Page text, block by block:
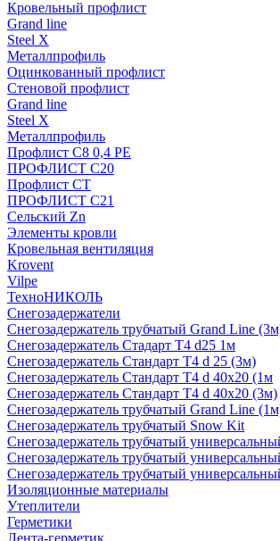
Кровельный профлист
Grand line
Steel X
Металлпрофиль
Оцинкованный профлист
Стеновой профлист
Grand line
Steel X
Металлпрофиль
Профлист С8 0,4 РЕ
ПРОФЛИСТ С20
Профлист СТ
ПРОФЛИСТ С21
Сельский Zn
Элементы кровли
Кровельная вентиляция
Krovent
Vilpe
ТехноНИКОЛЬ
Снегозадержатели
Снегозадержатель трубчатый Grand Line
Снегозадержатель Стадарт Т4 d25 1м
Снегозадержатель Стандарт Т4 d 25 (3м)
Снегозадержатель Стандарт Т4 d 40х20 (1м
Снегозадержатель Стандарт Т4 d 40х20 (3м)
Снегозадержатель трубчатый Grand Line
Снегозадержатель трубчатый Snow Kit
Снегозадержатель трубчатый
Снегозадержатель трубчатый
Снегозадержатель трубчатый
Изоляционные материалы
Утеплители
Герметики
Лента-герметик